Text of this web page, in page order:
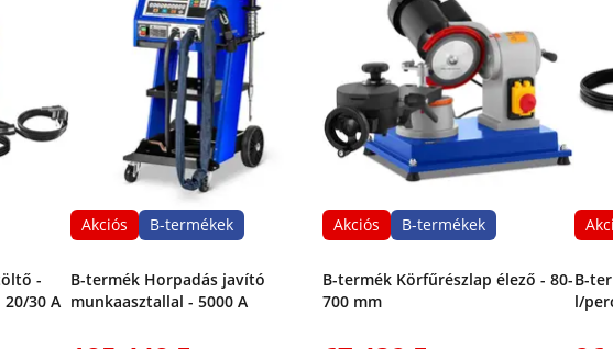
-
30 A
Akciós B-termékek
B-termék Horpadás javító
munkaasztallal - 5000 A
Akciós B-termékek
B-termék Körfűrészlap élező - 80-
700 mm
B-
l/